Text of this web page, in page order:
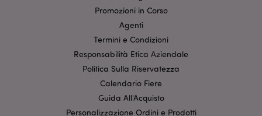
Promozioni in Corso
Agenti
Termini e Condizioni
Responsabilità Etica Aziendale
Politica Sulla Riservatezza
Calendario Fiere
Guida All'Acquisto
Personalizzazione Ordini e Prodotti
mage-cache-storage-section-
recently_compared_product
www.puckator.it